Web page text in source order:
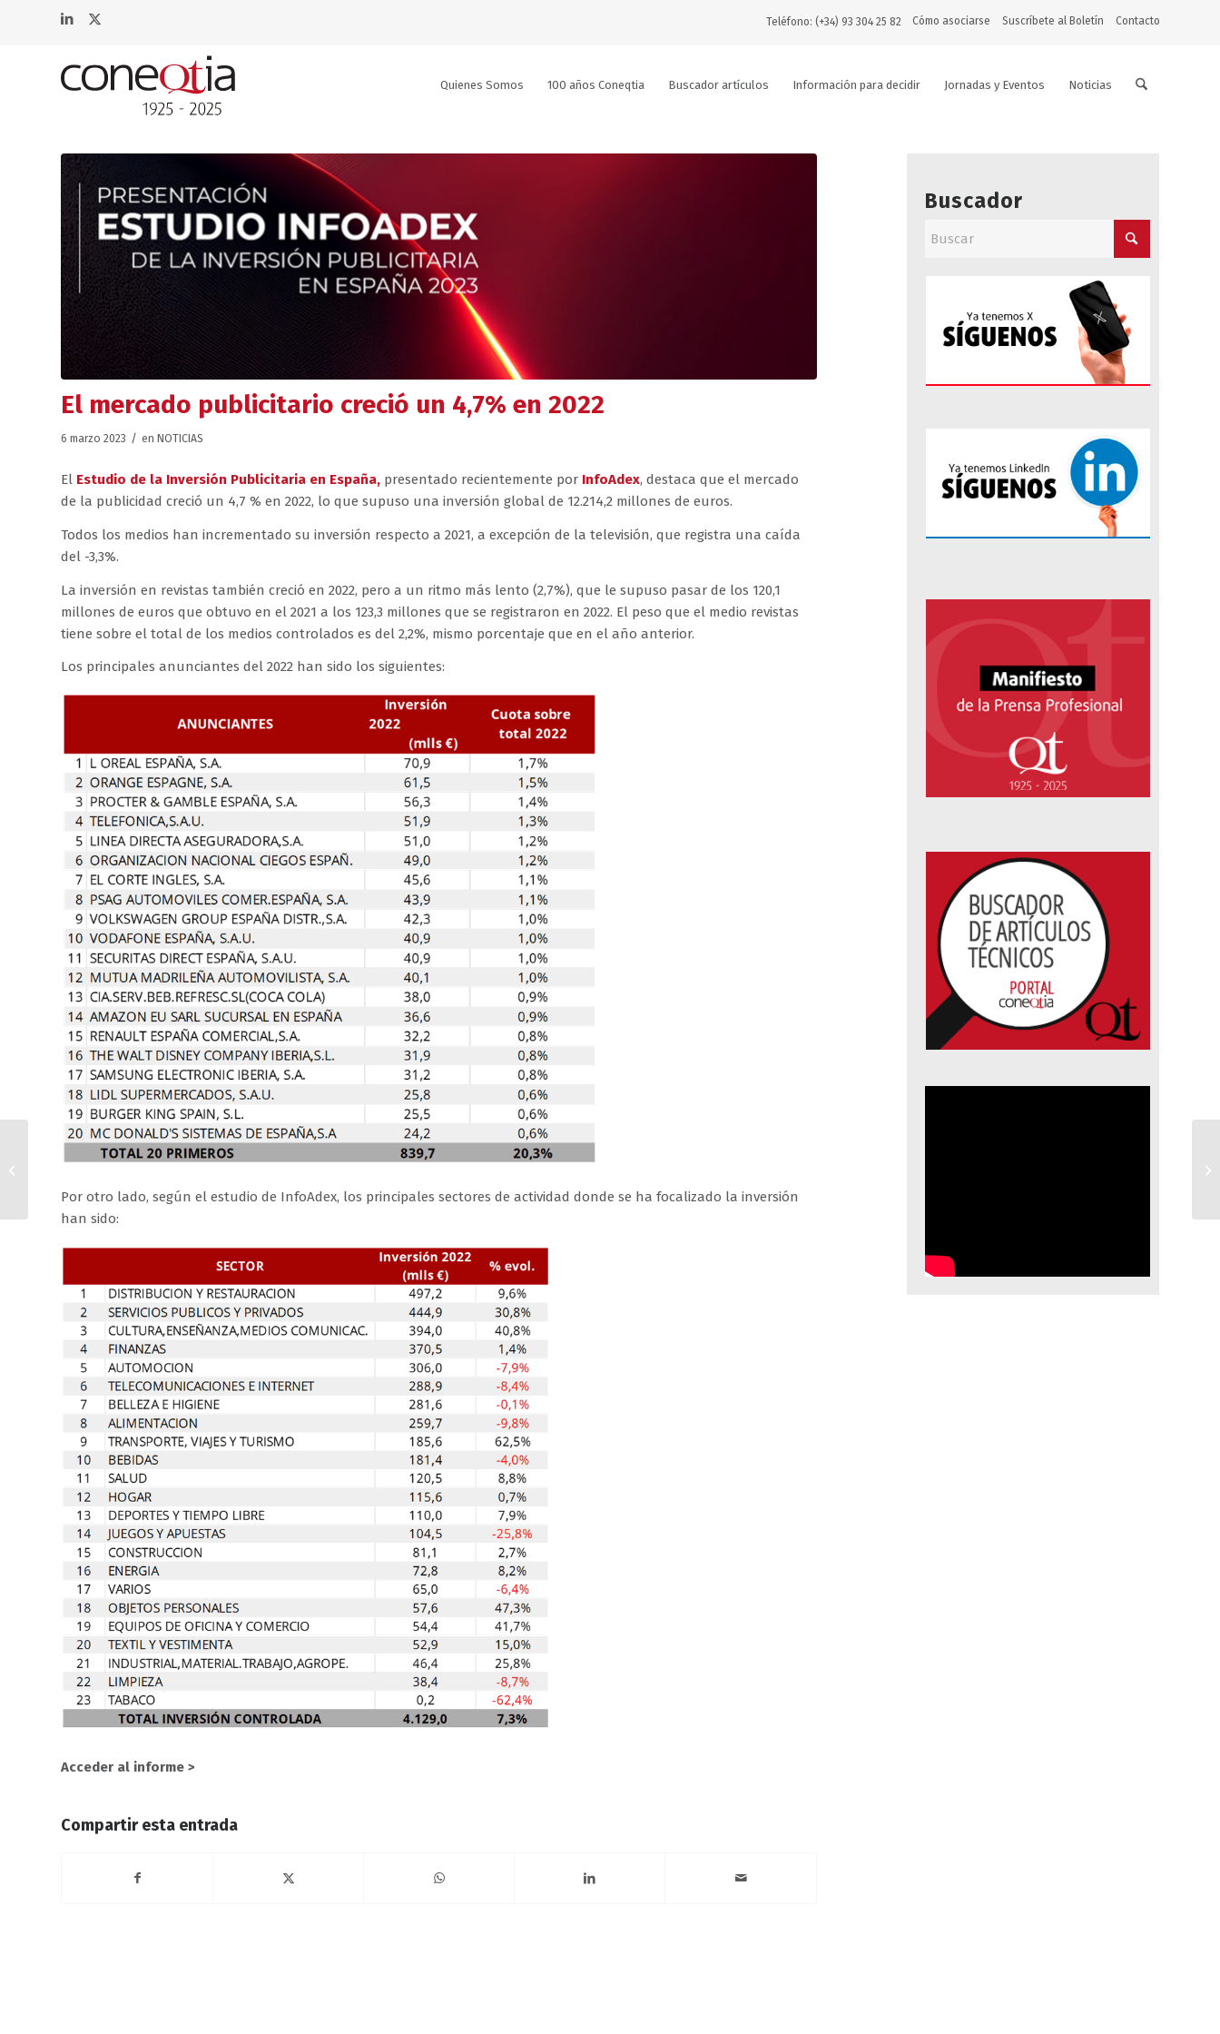
Cómo asociarse Suscríbete al Boletín Contacto
Teléfono: (+34) 93 304 25 82
Quienes Somos 100 años Coneqtia Buscador artículos Información para decidir Jornadas y Eventos Noticias
El mercado publicitario creció un 4,7% en 2022
6 marzo 2023 / en NOTICIAS
El Estudio de la Inversión Publicitaria en España, presentado recientemente por InfoAdex, destaca que el mercado
de la publicidad creció un 4,7 % en 2022, lo que supuso una inversión global de 12.214,2 millones de euros.
Todos los medios han incrementado su inversión respecto a 2021, a excepción de la televisión, que registra una caída
del -3,3%.
La inversión en revistas también creció en 2022, pero a un ritmo más lento (2,7%), que le supuso pasar de los 120,1
millones de euros que obtuvo en el 2021 a los 123,3 millones que se registraron en 2022. El peso que el medio revistas
tiene sobre el total de los medios controlados es del 2,2%, mismo porcentaje que en el año anterior.
Los principales anunciantes del 2022 han sido los siguientes:
Por otro lado, según el estudio de InfoAdex, los principales sectores de actividad donde se ha focalizado la inversión
han sido:
Acceder al informe >
Compartir esta entrada
Buscador
CEDRO lanza la
#nadiemejorquetu